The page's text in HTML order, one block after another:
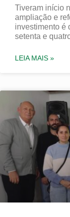
Tiveram início
ampliação e
investimento é
setenta e
LEIA MAIS »